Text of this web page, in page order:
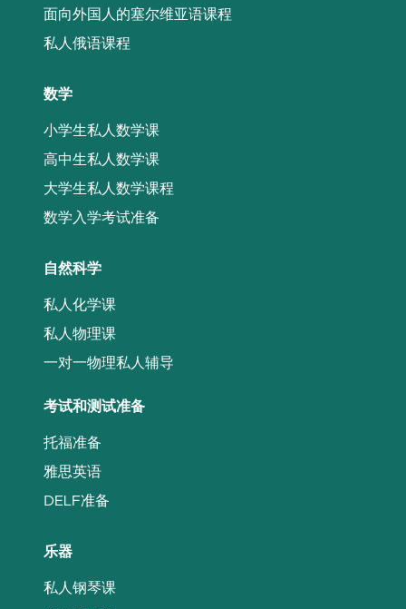
面向外国人的塞尔维亚语课程
私人俄语课程
数学
小学生私人数学课
高中生私人数学课
大学生私人数学课程
数学入学考试准备
自然科学
私人化学课
私人物理课
一对一物理私人辅导
考试和测试准备
托福准备
雅思英语
DELF准备
乐器
私人钢琴课